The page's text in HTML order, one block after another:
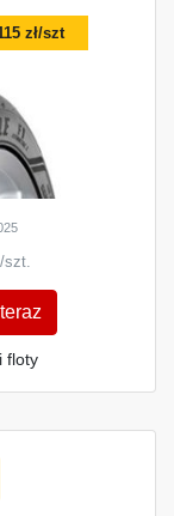
zł/szt
/szt.
floty